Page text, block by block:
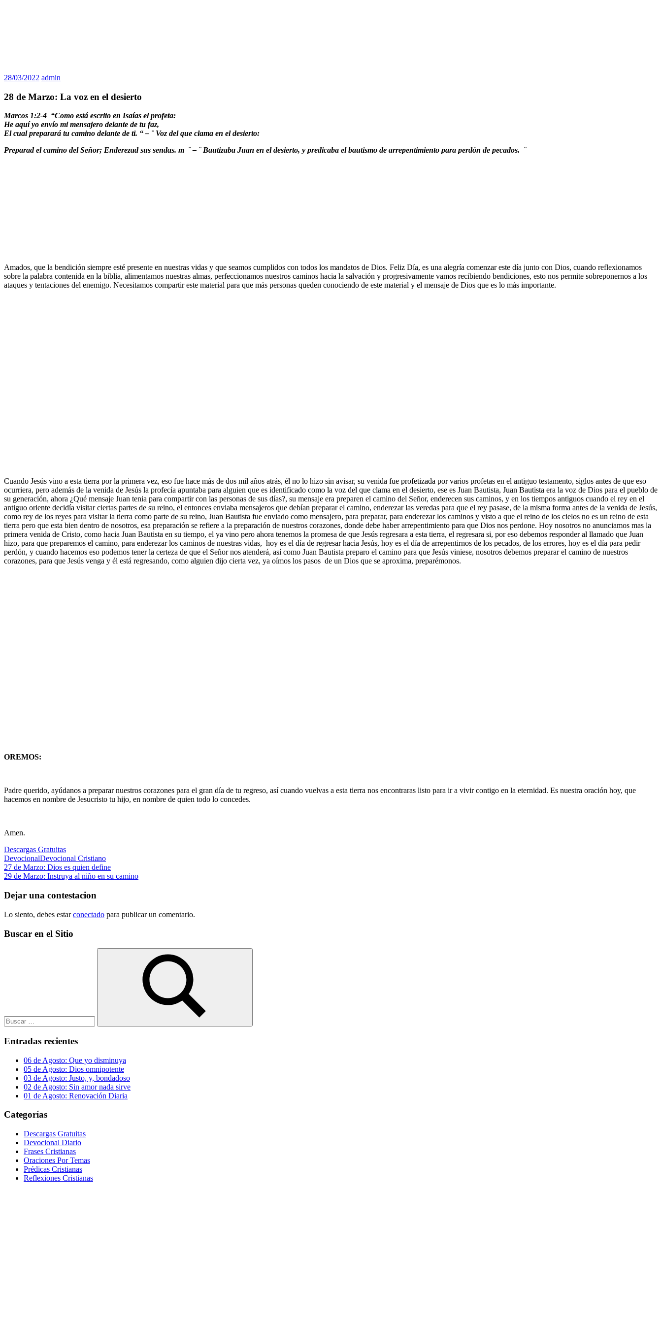
28/03/2022 admin
28 de Marzo: La voz en el desierto
Marcos 1:2-4 “Como está escrito en Isaías el profeta:
He aquí yo envío mi mensajero delante de tu faz,
El cual preparará tu camino delante de ti. “ – ¨ Voz del que clama en el desierto:
Preparad el camino del Señor; Enderezad sus sendas. m ¨ – ¨ Bautizaba Juan en el desierto, y predicaba el bautismo de arrepentimiento para perdón de pecados. ¨
Amados, que la bendición siempre esté presente en nuestras vidas y que seamos cumplidos con todos los mandatos de Dios. Feliz Día, es una alegría comenzar este día junto con Dios, cuando reflexionamos
sobre la palabra contenida en la biblia, alimentamos nuestras almas, perfeccionamos nuestros caminos hacia la salvación y progresivamente vamos recibiendo bendiciones, esto nos permite sobreponernos a los
ataques y tentaciones del enemigo. Necesitamos compartir este material para que más personas queden conociendo de este material y el mensaje de Dios que es lo más importante.
Cuando Jesús vino a esta tierra por la primera vez, eso fue hace más de dos mil años atrás, él no lo hizo sin avisar, su venida fue profetizada por varios profetas en el antiguo testamento, siglos antes de que eso
ocurriera, pero además de la venida de Jesús la profecía apuntaba para alguien que es identificado como la voz del que clama en el desierto, ese es Juan Bautista, Juan Bautista era la voz de Dios para el pueblo de
su generación, ahora ¿Qué mensaje Juan tenia para compartir con las personas de sus días?, su mensaje era preparen el camino del Señor, enderecen sus caminos, y en los tiempos antiguos cuando el rey en el
antiguo oriente decidía visitar ciertas partes de su reino, el entonces enviaba mensajeros que debían preparar el camino, enderezar las veredas para que el rey pasase, de la misma forma antes de la venida de Jesús,
como rey de los reyes para visitar la tierra como parte de su reino, Juan Bautista fue enviado como mensajero, para preparar, para enderezar los caminos y visto a que el reino de los cielos no es un reino de esta
tierra pero que esta bien dentro de nosotros, esa preparación se refiere a la preparación de nuestros corazones, donde debe haber arrepentimiento para que Dios nos perdone. Hoy nosotros no anunciamos mas la
primera venida de Cristo, como hacia Juan Bautista en su tiempo, el ya vino pero ahora tenemos la promesa de que Jesús regresara a esta tierra, el regresara si, por eso debemos responder al llamado que Juan
hizo, para que preparemos el camino, para enderezar los caminos de nuestras vidas, hoy es el día de regresar hacia Jesús, hoy es el día de arrepentirnos de los pecados, de los errores, hoy es el día para pedir
perdón, y cuando hacemos eso podemos tener la certeza de que el Señor nos atenderá, así como Juan Bautista preparo el camino para que Jesús viniese, nosotros debemos preparar el camino de nuestros
corazones, para que Jesús venga y él está regresando, como alguien dijo cierta vez, ya oímos los pasos de un Dios que se aproxima, preparémonos.
OREMOS:
Padre querido, ayúdanos a preparar nuestros corazones para el gran día de tu regreso, así cuando vuelvas a esta tierra nos encontraras listo para ir a vivir contigo en la eternidad. Es nuestra oración hoy, que
hacemos en nombre de Jesucristo tu hijo, en nombre de quien todo lo concedes.
Amen.
Descargas Gratuitas
DevocionalDevocional Cristiano
Navegación
de
entradas
Entrada
anterior:
27 de Marzo: Dios es quien define
Siguiente
29 de Marzo: Instruya al niño en su camino
Dejar una contestacion
Lo siento, debes estarconectado para publicar un comentario.
Buscar en el Sitio
Buscar
Entradas recientes
06 de Agosto: Que yo disminuya
05 de Agosto: Dios omnipotente
03 de Agosto: Justo, y, bondadoso
02 de Agosto: Sin amor nada sirve
01 de Agosto: Renovación Diaria
Categorías
Descargas Gratuitas
Devocional Diario
Frases Cristianas
Oraciones Por Temas
Prédicas Cristianas
Reflexiones Cristianas